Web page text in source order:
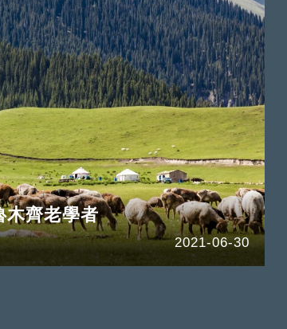
木齊老學者
2021-06-30